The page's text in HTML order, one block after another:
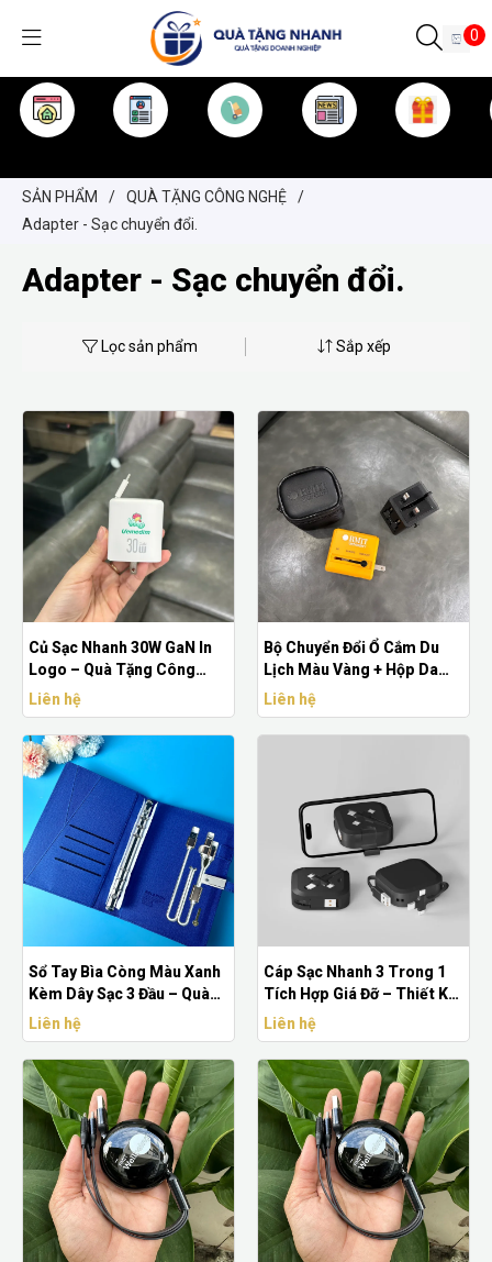
0
SẢN PHẨM / QUÀ TẶNG CÔNG NGHỆ
/
Adapter - Sạc chuyển đổi.
Adapter - Sạc chuyển đổi.
Lọc sản phẩm Sắp xếp
Củ Sạc Nhanh 30W GaN In
Logo – Quà Tặng Công
Nghệ Cao Cấp Cho Doanh
Nghiệp
Liên hệ
Bộ Chuyển Đổi Ổ Cắm Du
Lịch Màu Vàng + Hộp Da
Đen In Logo
Liên hệ
Sổ Tay Bìa Còng Màu Xanh
Kèm Dây Sạc 3 Đầu – Quà
Tặng Doanh Nghiệp Tiện
Ích, In Logo Theo Yêu Cầu
Liên hệ
Cáp Sạc Nhanh 3 Trong 1
Tích Hợp Giá Đỡ – Thiết Kế
Nhỏ Gọn, Đa Năng
Liên hệ